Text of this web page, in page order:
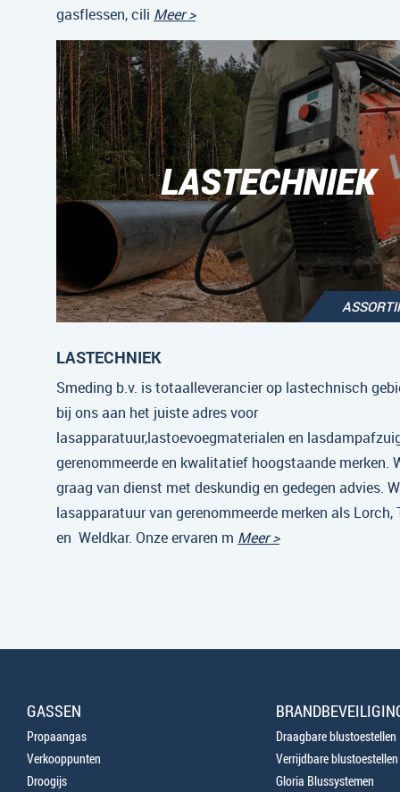
gasflessen, cili Meer >
LASTECHNIEK
LASTECHNIEK
Smeding b.v. is totaalleverancier op lastechnisch
bij ons aan het juiste adres voor
lasapparatuur,lastoevoegmaterialen en
gerenommeerde en kwalitatief hoogstaande merken.
graag van dienst met deskundig en gedegen advies.
lasapparatuur van gerenommeerde merken als Lorch,
en Weldkar. Onze ervaren m Meer >
GASSEN
Propaangas
Verkooppunten
Droogijs
Draagbare blustoestellen
Verrijdbare blustoestellen
Gloria Blussystemen